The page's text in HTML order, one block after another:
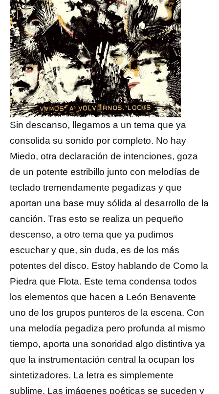
Sin descanso, llegamos a un tema que ya
consolida su sonido por completo. No hay
Miedo, otra declaración de intenciones, goza
de un potente estribillo junto con melodías de
teclado tremendamente pegadizas y que
aportan una base muy sólida al desarrollo de la
canción. Tras esto se realiza un pequeño
descenso, a otro tema que ya pudimos
escuchar y que, sin duda, es de los más
potentes del disco. Estoy hablando de Como la
Piedra que Flota. Este tema condensa todos
los elementos que hacen a León Benavente
uno de los grupos punteros de la escena. Con
una melodía pegadiza pero profunda al mismo
tiempo, aporta una sonoridad algo distintiva ya
que la instrumentación central la ocupan los
sintetizadores. La letra es simplemente
sublime. Las imágenes poéticas se suceden y